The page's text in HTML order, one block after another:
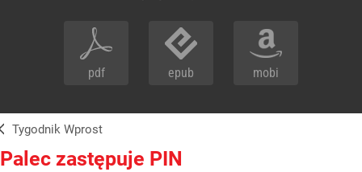
pdf epub mobi
Tygodnik Wprost
Palec zastępuje PIN